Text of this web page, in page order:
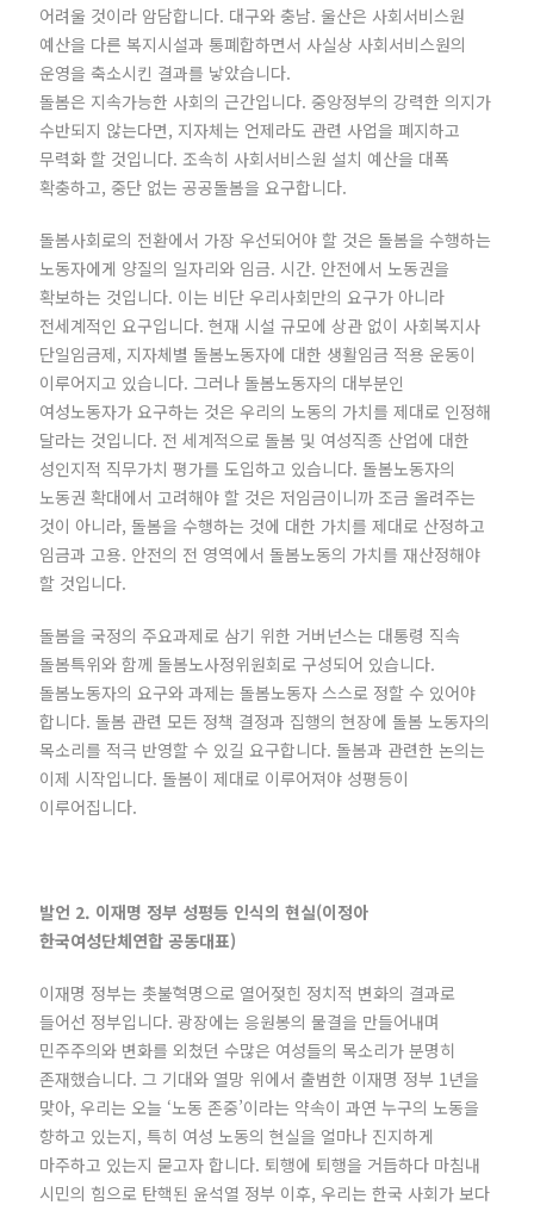
어려울 것이라 암담합니다. 대구와 충남. 울산은 사회서비스원
예산을 다른 복지시설과 통폐합하면서 사실상 사회서비스원의
운영을 축소시킨 결과를 낳았습니다.
돌봄은 지속가능한 사회의 근간입니다. 중앙정부의 강력한 의지가
수반되지 않는다면, 지자체는 언제라도 관련 사업을 폐지하고
무력화 할 것입니다. 조속히 사회서비스원 설치 예산을 대폭
확충하고, 중단 없는 공공돌봄을 요구합니다.
돌봄사회로의 전환에서 가장 우선되어야 할 것은 돌봄을 수행하는
노동자에게 양질의 일자리와 임금. 시간. 안전에서 노동권을
확보하는 것입니다. 이는 비단 우리사회만의 요구가 아니라
전세계적인 요구입니다. 현재 시설 규모에 상관 없이 사회복지사
단일임금제, 지자체별 돌봄노동자에 대한 생활임금 적용 운동이
이루어지고 있습니다. 그러나 돌봄노동자의 대부분인
여성노동자가 요구하는 것은 우리의 노동의 가치를 제대로 인정해
달라는 것입니다. 전 세계적으로 돌봄 및 여성직종 산업에 대한
성인지적 직무가치 평가를 도입하고 있습니다. 돌봄노동자의
노동권 확대에서 고려해야 할 것은 저임금이니까 조금 올려주는
것이 아니라, 돌봄을 수행하는 것에 대한 가치를 제대로 산정하고
임금과 고용. 안전의 전 영역에서 돌봄노동의 가치를 재산정해야
할 것입니다.
돌봄을 국정의 주요과제로 삼기 위한 거버넌스는 대통령 직속
돌봄특위와 함께 돌봄노사정위원회로 구성되어 있습니다.
돌봄노동자의 요구와 과제는 돌봄노동자 스스로 정할 수 있어야
합니다. 돌봄 관련 모든 정책 결정과 집행의 현장에 돌봄 노동자의
목소리를 적극 반영할 수 있길 요구합니다. 돌봄과 관련한 논의는
이제 시작입니다. 돌봄이 제대로 이루어져야 성평등이
이루어집니다.
발언 2. 이재명 정부 성평등 인식의 현실(이정아
한국여성단체연합 공동대표)
이재명 정부는 촛불혁명으로 열어젖힌 정치적 변화의 결과로
들어선 정부입니다. 광장에는 응원봉의 물결을 만들어내며
민주주의와 변화를 외쳤던 수많은 여성들의 목소리가 분명히
존재했습니다. 그 기대와 열망 위에서 출범한 이재명 정부 1년을
맞아, 우리는 오늘 ‘노동 존중’이라는 약속이 과연 누구의 노동을
향하고 있는지, 특히 여성 노동의 현실을 얼마나 진지하게
마주하고 있는지 묻고자 합니다. 퇴행에 퇴행을 거듭하다 마침내
시민의 힘으로 탄핵된 윤석열 정부 이후, 우리는 한국 사회가 보다